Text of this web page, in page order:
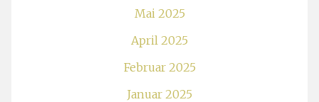
Mai 2025
April 2025
Februar 2025
Januar 2025